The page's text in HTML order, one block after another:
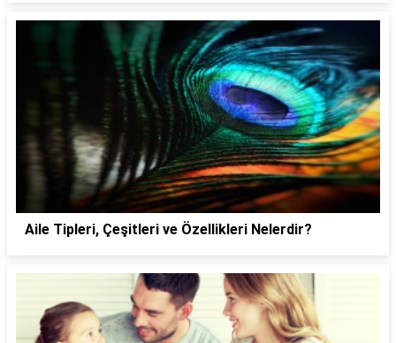
Aile Tipleri, Çeşitleri ve Özellikleri Nelerdir?